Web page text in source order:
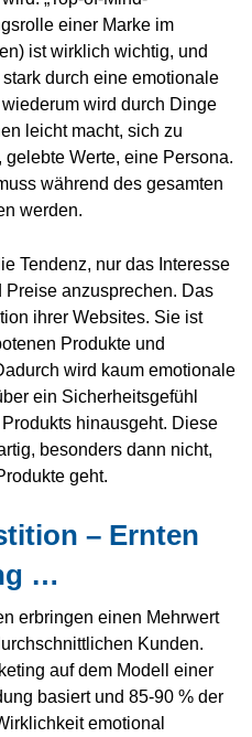
einer Marke im
ist wirklich wichtig, und
durch eine emotionale
wird durch Dinge
leicht macht, sich zu
Werte, eine Persona.
während des gesamten
werden.
Tendenz, nur das Interesse
Preise anzusprechen. Das
ihrer Websites. Sie ist
Produkte und
wird kaum emotionale
ein Sicherheitsgefühl
hinausgeht. Diese
besonders dann nicht,
geht.
– Ernten
…
erbringen einen Mehrwert
Kunden.
auf dem Modell einer
basiert und 85-90 % der
emotional